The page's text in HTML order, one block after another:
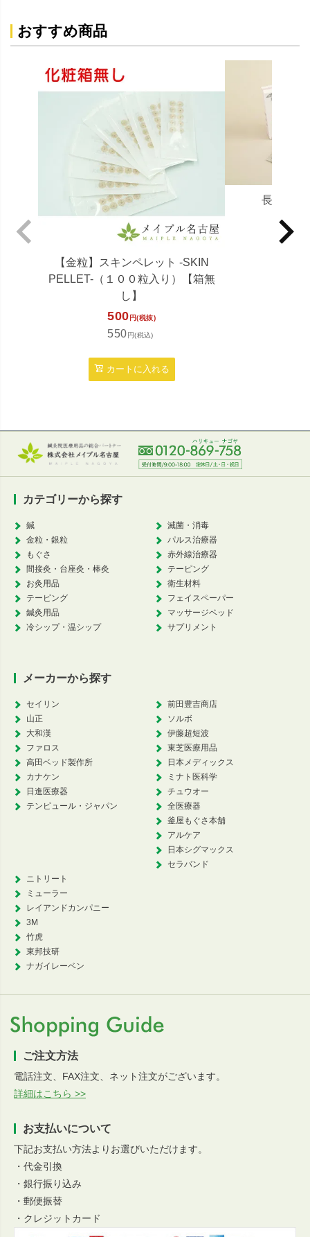
おすすめ商品
【金粒】スキンペレット -SKIN
PELLET-（１００粒入り）【箱無
し】
500 円(税抜)
550円(税込)
カートに入れる
長生灸
カテゴリーから探す
鍼
金粒・銀粒
もぐさ
間接灸・台座灸・棒灸
お灸用品
テーピング
鍼灸用品
冷シップ・温シップ
滅菌・消毒
パルス治療器
赤外線治療器
テーピング
衛生材料
フェイスペーパー
マッサージベッド
サプリメント
メーカーから探す
セイリン
山正
大和漢
ファロス
高田ベッド製作所
カナケン
日進医療器
テンピュール・ジャパン
前田豊吉商店
ソルボ
伊藤超短波
東芝医療用品
日本メディックス
ミナト医科学
チュウオー
全医療器
釜屋もぐさ本舗
アルケア
日本シグマックス
セラバンド
ニトリート
ミューラー
レイアンドカンパニー
3M
竹虎
東邦技研
ナガイレーベン
ご注文方法
電話注文、FAX注文、ネット注文がございます。
詳細はこちら >>
お支払いについて
下記お支払い方法よりお選びいただけます。
・代金引換
・銀行振り込み
・郵便振替
・クレジットカード